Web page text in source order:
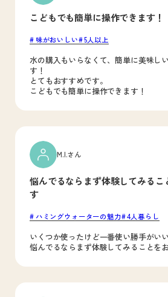
こどもでも簡単に操作できます！
味がおいしい 5人以上
水の購入もいらなくて、簡単に美味し
す！
とてもおすすめです。
こどもでも簡単に操作できます！
悩んでるならまず体験してみるこ
す
ハミングウォーターの魅力 4人暮らし
M.I.さん
いくつか使ったけど一番使い勝手がいい
悩んでるならまず体験してみることを